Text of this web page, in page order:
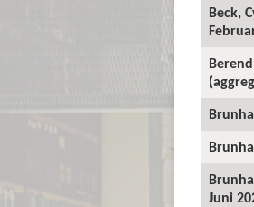
Beck,
Juni